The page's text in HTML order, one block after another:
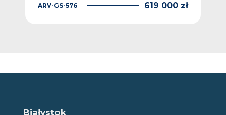
ARV-GS-576 619 000 zł
Białystok